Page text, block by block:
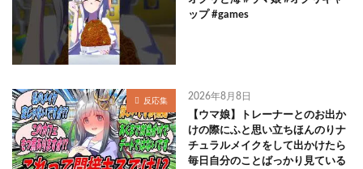
ップ #games
反応集 2026年8月8日
【ウマ娘】トレーナーとのお出か
けの際にふと思い立ちほんのりナ
チュラルメイクをして出かけたら
毎日自分のことばっかり見ている